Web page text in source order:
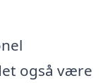
også være